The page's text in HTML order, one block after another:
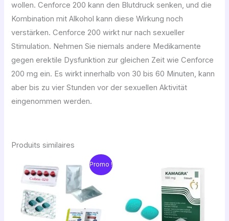
wollen. Cenforce 200 kann den Blutdruck senken, und die
Kombination mit Alkohol kann diese Wirkung noch
verstärken. Cenforce 200 wirkt nur nach sexueller
Stimulation. Nehmen Sie niemals andere Medikamente
gegen erektile Dysfunktion zur gleichen Zeit wie Cenforce
200 mg ein. Es wirkt innerhalb von 30 bis 60 Minuten, kann
aber bis zu vier Stunden vor der sexuellen Aktivität
eingenommen werden.
Produits similaires
Promo !
prix
initial
était :
75,50 €.
prix
actuel
est :
60,50 €.